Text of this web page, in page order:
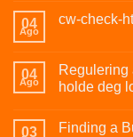
04
Ago
cw-check-
04
Ago
Regulering
holde deg
03
Finding a